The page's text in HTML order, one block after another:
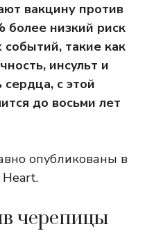
вакцину против
низкий риск
такие как
инсульт и
с этой
до восьми лет
опубликованы в
черепицы